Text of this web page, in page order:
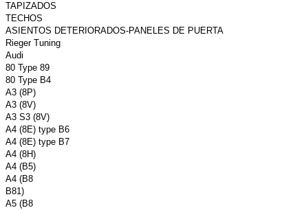
TAPIZADOS
TECHOS
ASIENTOS DETERIORADOS-PANELES DE PUERTA
Rieger Tuning
Audi
80 Type 89
80 Type B4
A3 (8P)
A3 (8V)
A3 S3 (8V)
A4 (8E) type B6
A4 (8E) type B7
A4 (8H)
A4 (B5)
A4 (B8
B81)
A5 (B8